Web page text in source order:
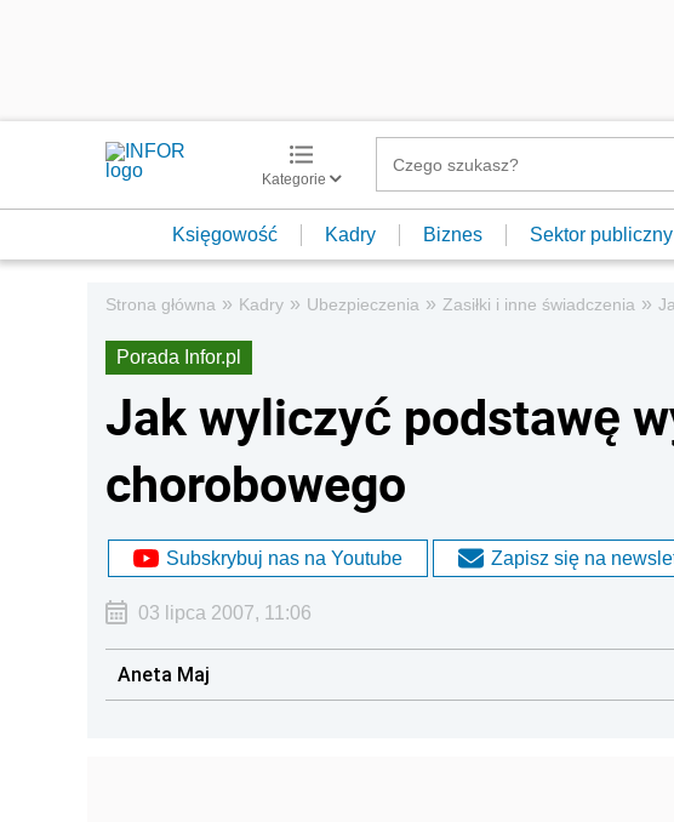
Kategorie
Księgowość Kadry Biznes Sektor publiczny
Strona główna » Kadry » Ubezpieczenia » Zasiłki i inne świadczenia »
Porada Infor.pl
Jak wyliczyć podstawę
chorobowego
Subskrybuj nas na Youtube Zapisz się na
03 lipca 2007, 11:06
Aneta Maj